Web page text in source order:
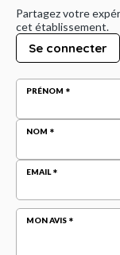
Partagez votre
cet établissement.
Se connecter
PRÉNOM
NOM
EMAIL
MON AVIS